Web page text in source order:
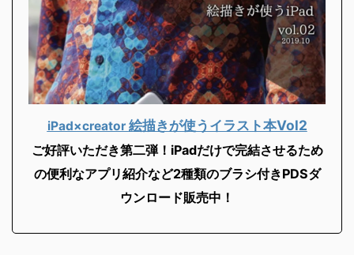
iPad×creator 絵描きが使うイラスト本Vol2
ご好評いただき第二弾！iPadだけで完結させるため
の便利なアプリ紹介など2種類のブラシ付きPDSダ
ウンロード販売中！